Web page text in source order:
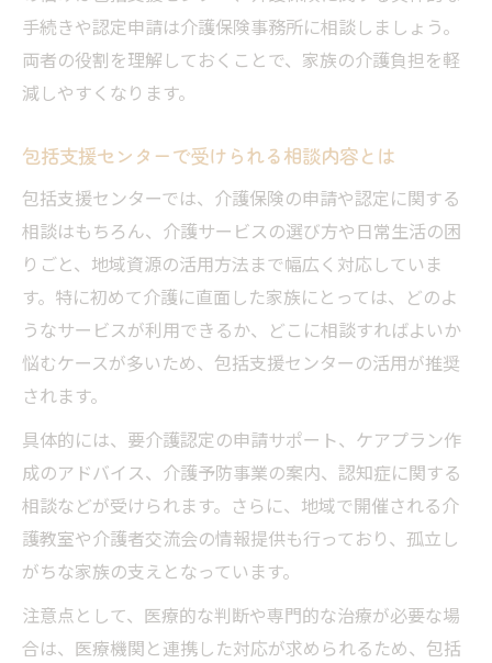
手続きや認定申請は介護保険事務所に相談しましょう。
両者の役割を理解しておくことで、家族の介護負担を軽
減しやすくなります。
包括支援センターで受けられる相談内容とは
包括支援センターでは、介護保険の申請や認定に関する
相談はもちろん、介護サービスの選び方や日常生活の困
りごと、地域資源の活用方法まで幅広く対応していま
す。特に初めて介護に直面した家族にとっては、どのよ
うなサービスが利用できるか、どこに相談すればよいか
悩むケースが多いため、包括支援センターの活用が推奨
されます。
具体的には、要介護認定の申請サポート、ケアプラン作
成のアドバイス、介護予防事業の案内、認知症に関する
相談などが受けられます。さらに、地域で開催される介
護教室や介護者交流会の情報提供も行っており、孤立し
がちな家族の支えとなっています。
注意点として、医療的な判断や専門的な治療が必要な場
合は、医療機関と連携した対応が求められるため、包括